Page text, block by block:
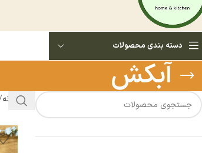
دسته بندی محصولات
آبکش
خانه